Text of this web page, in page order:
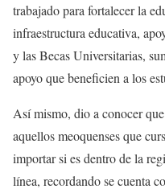
trabajado para fortalecer la
infraestructura educativa,
y las Becas Universitarias,
apoyo que beneficien a los
Así mismo, dio a conocer que
aquellos meoquenses que
importar si es dentro de la
línea, recordando se cuenta